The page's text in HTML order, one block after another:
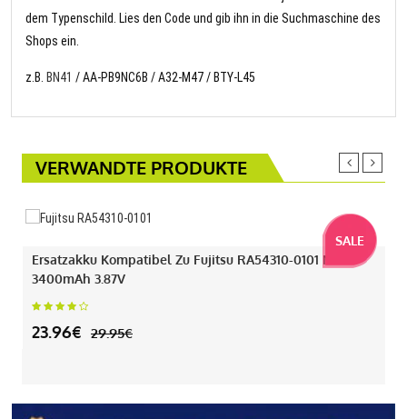
dem Typenschild. Lies den Code und gib ihn in die Suchmaschine des
Shops ein.
z.B. BN41 / AA-PB9NC6B / A32-M47 / BTY-L45
VERWANDTE PRODUKTE
SALE
Ersatzakku Kompatibel Zu Fujitsu RA54310-0101 Mit
3400mAh 3.87V
23.96€ 29.95€